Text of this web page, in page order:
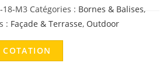
18-M3 Catégories : Bornes & Balises,
: Façade & Terrasse, Outdoor